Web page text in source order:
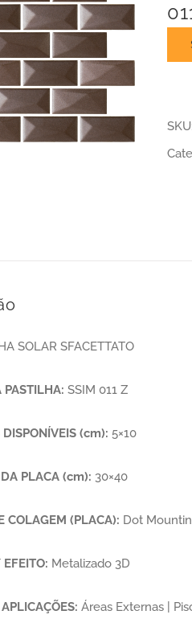
SKU:
SOLAR SFACETTATO
PASTILHA: SSIM 011 Z
DISPONÍVEIS (cm): 5×10
PLACA (cm): 30×40
COLAGEM (PLACA): Dot
Metalizado 3D
Áreas Externas |